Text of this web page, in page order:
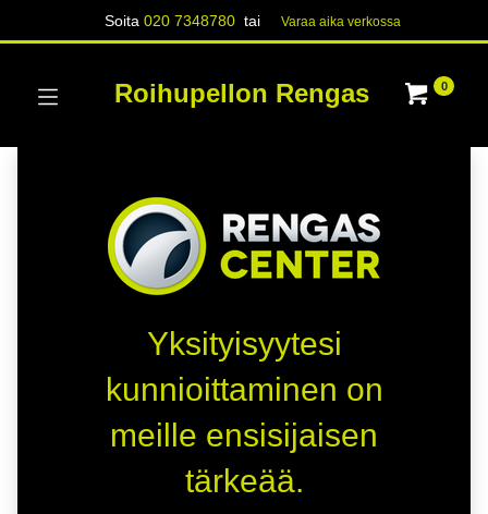
Soita020 7348780 tai Varaa aika verk​​​​ossa
Roihupellon Rengas 0
Yksityisyytesi
kunnioittaminen on
meille ensisijaisen
tärkeää.